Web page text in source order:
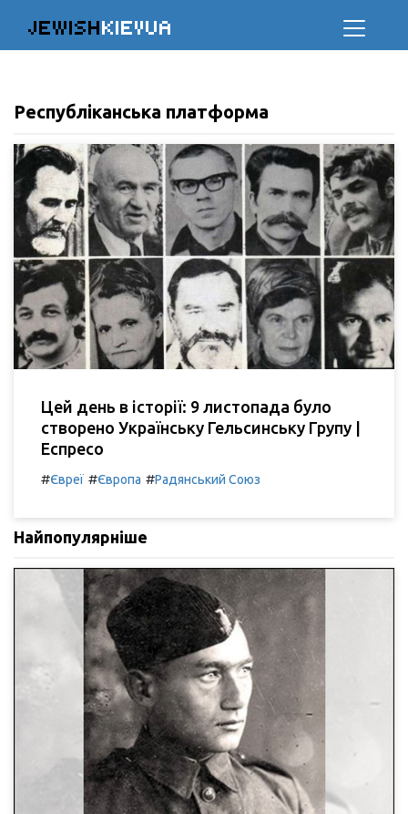
JEWISHKIEVUA
Республіканська платформа
Цей день в історії: 9 листопада було
створено Українську Гельсинську Групу |
Еспресо
#Євреї #Європа #Радянський Союз
Найпопулярніше